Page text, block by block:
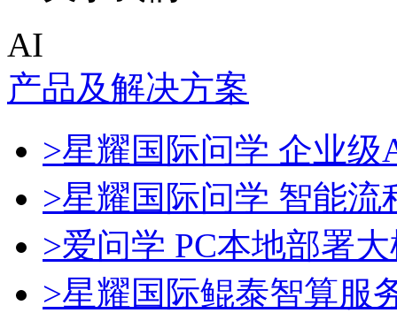
AI
产品及解决方案
>星耀国际问学 企业级
>星耀国际问学 智能流
>爱问学 PC本地部署
>星耀国际鲲泰智算服